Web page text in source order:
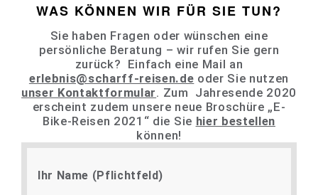
WAS KÖNNEN WIR FÜR SIE TUN?
Sie haben Fragen oder wünschen eine
persönliche Beratung – wir rufen Sie gern
zurück? Einfach eine Mail an
erlebnis@scharff-reisen.de oder Sie nutzen
unser Kontaktformular. Zum Jahresende 2020
erscheint zudem unsere neue Broschüre „E-
Bike-Reisen 2021“ die Sie hier bestellen
können!
Ihr Name (Pflichtfeld)